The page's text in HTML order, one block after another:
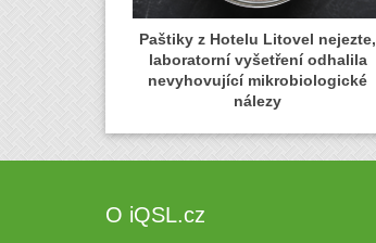
Paštiky z Hotelu Litovel nejezte,
laboratorní vyšetření odhalila
nevyhovující mikrobiologické
nálezy
O iQSL.cz